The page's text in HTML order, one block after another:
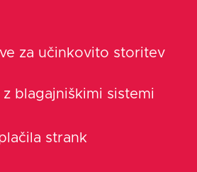
za učinkovito storitev
z blagajniškimi sistemi
strank